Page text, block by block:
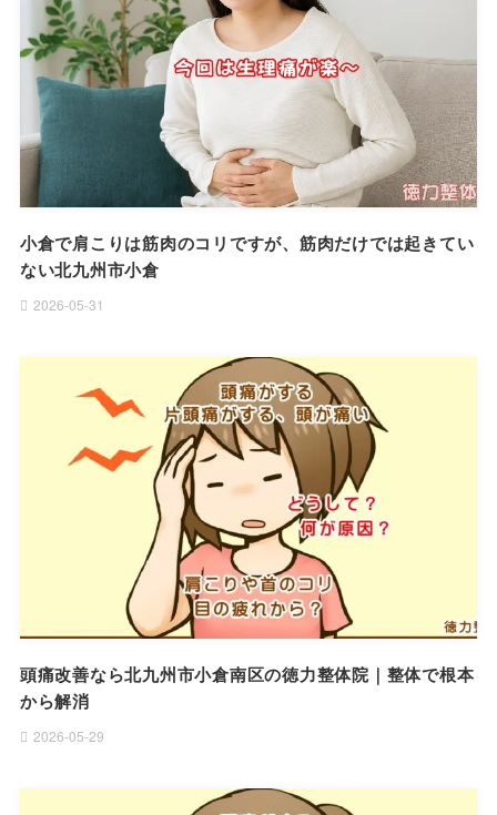
小倉で肩こりは筋肉のコリですが、筋肉だけでは起きてい
ない北九州市小倉
2026-05-31
頭痛改善なら北九州市小倉南区の徳力整体院｜整体で根本
から解消
2026-05-29